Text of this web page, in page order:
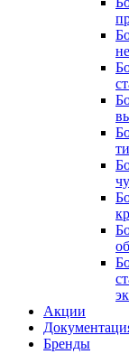
Акции
Бренды